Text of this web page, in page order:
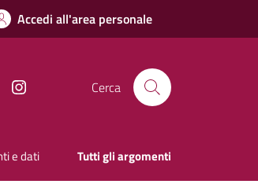
Accedi all'area personale
RSS Cerca
e dati Tutti gli argomenti